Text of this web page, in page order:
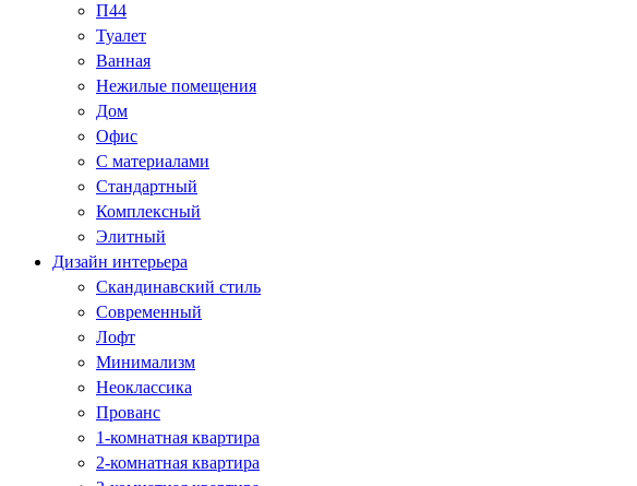
П44
Туалет
Ванная
Нежилые помещения
Дом
Офис
С материалами
Стандартный
Комплексный
Элитный
Дизайн интерьера
Скандинавский стиль
Современный
Лофт
Минимализм
Неоклассика
Прованс
1-комнатная квартира
2-комнатная квартира